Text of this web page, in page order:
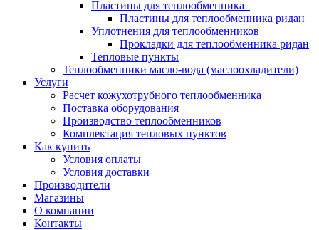
Пластины для теплообменника
Пластины для теплообменника ридан
Уплотнения для теплообменников
Прокладки для теплообменника ридан
Тепловые пункты
Теплообменники масло-вода (маслоохладители)
Услуги
Расчет кожухотрубного теплообменника
Поставка оборудования
Производство теплообменников
Комплектация тепловых пунктов
Как купить
Условия оплаты
Условия доставки
Производители
Магазины
О компании
Контакты